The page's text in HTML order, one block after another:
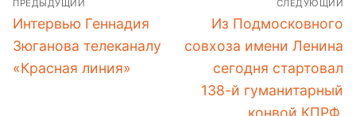
по
записям
ПРЕДЫДУЩИЙ
Предыдущая
запись:
Интервью Геннадия
Зюганова телеканалу
«Красная линия»
СЛЕДУЮЩИЙ
Следующая
запись:
Из Подмосковного
совхоза имени Ленина
сегодня стартовал
138-й гуманитарный
конвой КПРФ.